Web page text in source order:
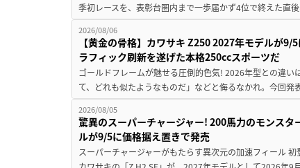
季初レースを、表彰台圏内まで一歩届かず4位で終えた直
2026/08/06
【黄金の骨格】カワサキ Z250 2027年モデルが
ラフィック刷新を遂げた本格250ccスポーツだ
ゴールドフレームが魅せる圧倒的色気! 2026年型との違
て、どれも似たようなものだ」などと侮るなかれ。今回
2026/08/05
驚異のスーパーチャージャー! 200馬力のモンス
ルが9/5に価格据え置きで発売
スーパーチャージャーがもたらす異次元の加速フィール